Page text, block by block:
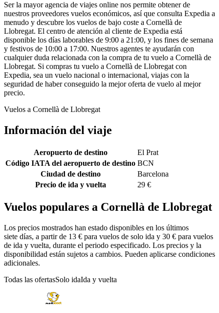
Ser la mayor agencia de viajes online nos permite obtener de
nuestros proveedores vuelos económicos, así que consulta Expedia a
menudo y descubre los vuelos de bajo coste a Cornellà de
Llobregat. El centro de atención al cliente de Expedia está
disponible los días laborables de 9:00 a 21:00, y los fines de semana
y festivos de 10:00 a 17:00. Nuestros agentes te ayudarán con
cualquier duda relacionada con la compra de tu vuelo a Cornellà de
Llobregat. Si compras tu vuelo a Cornellà de Llobregat con
Expedia, sea un vuelo nacional o internacional, viajas con la
seguridad de haber conseguido la mejor oferta de vuelo al mejor
precio.
Vuelos a Cornellà de Llobregat
Información del viaje
Aeropuerto de destino
El Prat
Código IATA del aeropuerto de destino BCN
Ciudad de destino
Barcelona
Precio de ida y vuelta
29 €
Vuelos populares a Cornellà de Llobregat
Los precios mostrados han estado disponibles en los últimos
siete días, a partir de 13 € para vuelos de solo ida y 30 € para vuelos
de ida y vuelta, durante el periodo especificado. Los precios y la
disponibilidad están sujetos a cambios. Pueden aplicarse condiciones
adicionales.
Todas las ofertasSolo idaIda y vuelta